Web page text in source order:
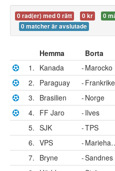
0 rad(er) med 0 rätt 0 kr 0
0 matcher är avslutade
Hemma Borta
1. Kanada -Marocko
2. Paraguay -Frankrike
3. Brasilien -Norge
4. FF Jaro -Ilves
5. SJK -TPS
6. VPS -
7. Bryne -Sandnes